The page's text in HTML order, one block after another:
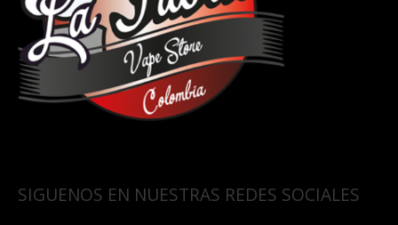
SIGUENOS EN NUESTRAS REDES SOCIALES